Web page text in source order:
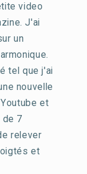
video
J'ai
un
tel que j'ai
nouvelle
et
de 7
relever
et